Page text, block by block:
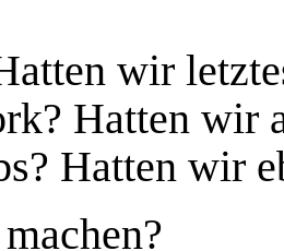
wir
Hatten wir
Hatten wir